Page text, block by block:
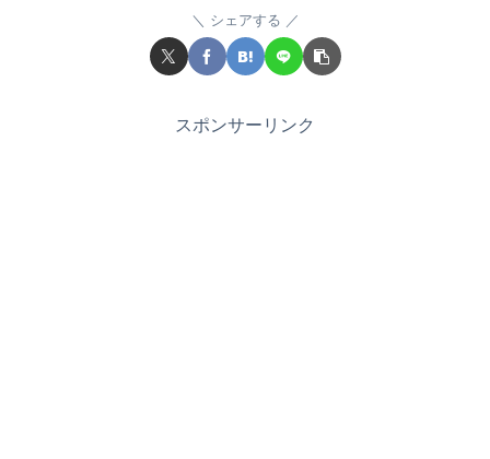
シェアする
スポンサーリンク